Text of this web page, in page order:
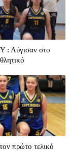
Λύγισαν στο
πρώτο τελικό